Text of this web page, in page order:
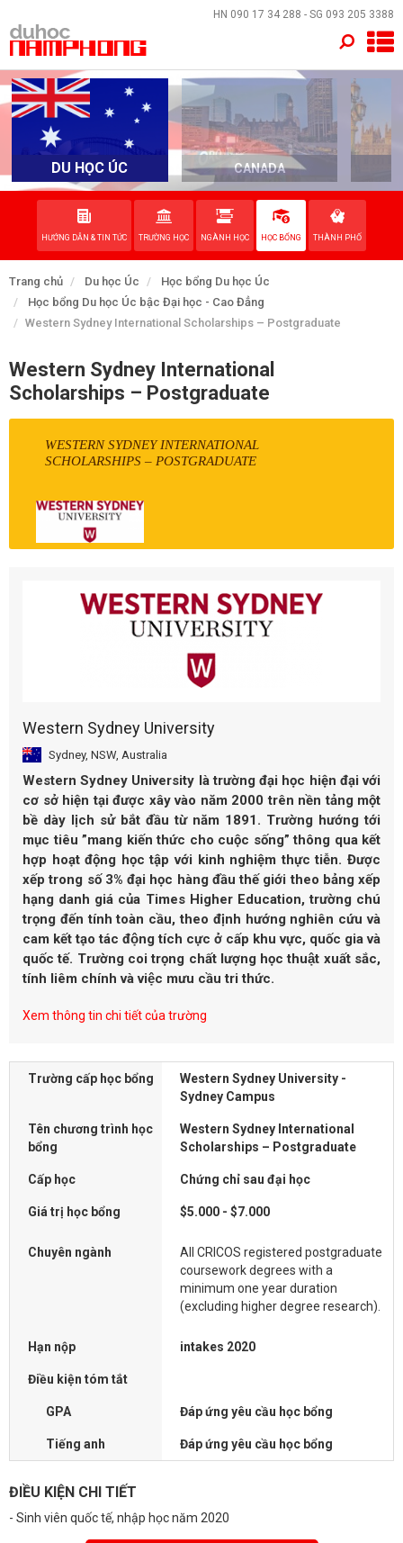
HN 090 17 34 288 - SG 093 205 3388
DU HỌC ÚC CANADA
HƯỚNG DẪN & TIN TỨC TRƯỜNG HỌC NGÀNH HỌC HỌC BỔNG THÀNH PHỐ
Trang chủ Du học Úc
Học bổng Du học Úc
Học bổng Du học Úc bậc Đại học - Cao Đẳng
Western Sydney International Scholarships – Postgraduate
Western Sydney International
Scholarships – Postgraduate
WESTERN SYDNEY INTERNATIONAL
SCHOLARSHIPS – POSTGRADUATE
Western Sydney University
Sydney, NSW, Australia
Western Sydney University là trường đại học hiện đại với
cơ sở hiện tại được xây vào năm 2000 trên nền tảng một
bề dày lịch sử bắt đầu từ năm 1891. Trường hướng tới
mục tiêu ”mang kiến thức cho cuộc sống” thông qua kết
hợp hoạt động học tập với kinh nghiệm thực tiễn. Được
xếp trong số 3% đại học hàng đầu thế giới theo bảng xếp
hạng danh giá của Times Higher Education, trường chú
trọng đến tính toàn cầu, theo định hướng nghiên cứu và
cam kết tạo tác động tích cực ở cấp khu vực, quốc gia và
quốc tế. Trường coi trọng chất lượng học thuật xuất sắc,
tính liêm chính và việc mưu cầu tri thức.
Xem thông tin chi tiết của trường
Trường cấp học bổng
Western Sydney University -
Sydney Campus
Tên chương trình học
bổng
Western Sydney International
Scholarships – Postgraduate
Cấp học Chứng chỉ sau đại học
Giá trị học bổng $5.000 - $7.000
Chuyên ngành
All CRICOS registered postgraduate
coursework degrees with a
minimum one year duration
(excluding higher degree research).
Hạn nộp intakes 2020
Điều kiện tóm tắt
GPA Đáp ứng yêu cầu học bổng
Tiếng anh Đáp ứng yêu cầu học bổng
ĐIỀU KIỆN CHI TIẾT
- Sinh viên quốc tế, nhập học năm 2020
×
TRANG CHỦ
QUỐC GIA
EVENTS
VỀ NAM PHONG
LIÊN HỆ